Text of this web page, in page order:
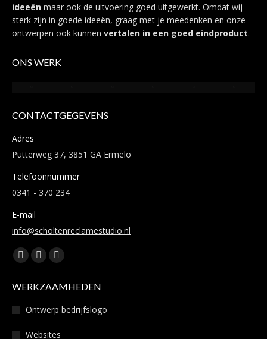
ideeën maar ook de uitvoering goed uitgewerkt. Omdat wij
sterk zijn in goede ideeën, graag met je meedenken en onze
ontwerpen ook kunnen vertalen in een goed eindproduct.
ONS WERK
CONTACTGEGEVENS
Adres
Putterweg 37, 3851 GA Ermelo
Telefoonnummer
0341 - 370 234
E-mail
info@scholtenreclamestudio.nl
Vind ons op:
Facebook
opens
in
new
Instagram
opens
in
new
Mail
opens
in
new
WERKZAAMHEDEN
Ontwerp bedrijfslogo
Websites